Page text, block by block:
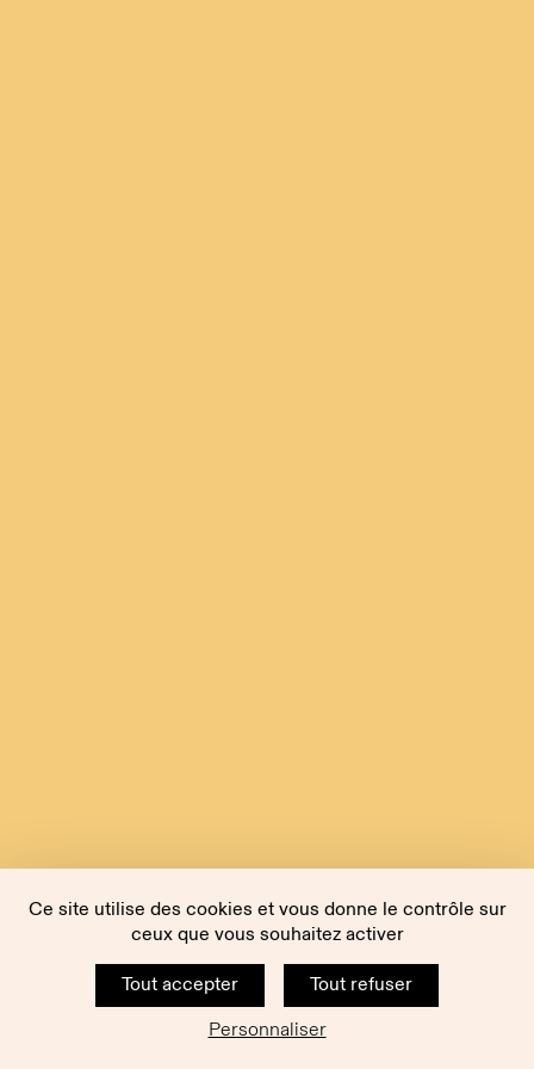
Ce site utilise des cookies et vous donne le contrôle sur
ceux que vous souhaitez activer
Tout accepter
Tout refuser
Personnaliser